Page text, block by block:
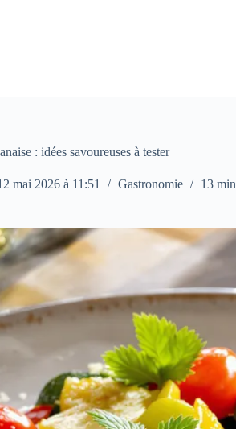
: idées savoureuses à tester
mai 2026 à 11:51 Gastronomie 13 min